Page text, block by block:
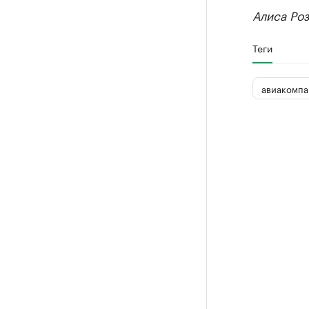
Алиса
Теги